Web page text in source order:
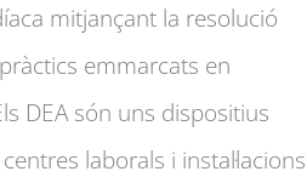
mitjançant la resolució
emmarcats en
DEA són uns dispositius
laborals i instal·lacions